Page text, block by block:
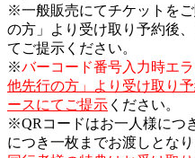
※一般販売にてチケットを
の方」より受け取り予約後
てご提示ください。
※バーコード番号入力時エ
他先行の方」より受け取り
ースにてご提示 ください。
※QRコードはお一人様につ
につき一枚までお渡しとなり